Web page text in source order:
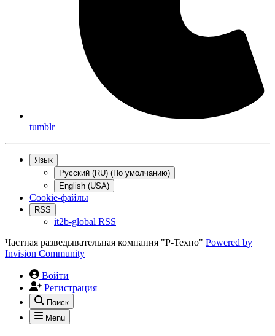
tumblr
Язык
Русский (RU) (По умолчанию)
English (USA)
Cookie-файлы
RSS
it2b-global RSS
Частная разведывательная компания "Р-Техно" Powered by
Invision Community
Войти
Регистрация
Поиск
Menu